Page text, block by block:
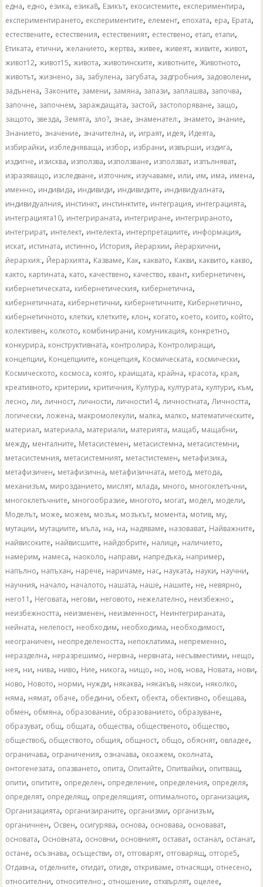
една, едно, езика, езика8, Езикът, екосистемите, експериментира,
експериментирането, експериментите, елемент, епохата, ера, Ерата,
естествените, естествения, естественият, естествено, етап, етапи,
Етиката, етични,желанието,жертва,живее,живеят,живите,живот,
живот12,живот15,живота,животинските,животните, Животното,
животът,жизнено, за, забулена, загубата, задгробния, задоволени,
задънена, Законите, замени, замяна, запази, заплашва, започва,
започне, започнем, зараждащата, застой, застопоряване, защо,
защото, звезда, Земята, зло?, знае, знаменател:, знамето, знание,
Знанието, значение, значителна, и, играят, идея, Идеята,
избирайки, избледняваща, избор, избрани, извърши, издига,
издигне, изисква, използва, използване, използват, изпълняват,
изразяващо, изследване, източник, изучаваме, или, им, има, имена,
именно, индивида, индивиди, индивидите, индивидуалната,
индивидуалния, инстинкт, инстинктите, интеграция, интеграцията,
интеграцията10, интегрираната, интегриране, интегрираното,
интегрират, интелект, интелекта, интерпретациите, информация,
искат, истината, истинно, История, йерархии, йерархични,
йерархия:, Йерархията, Казваме, Как, каквато, Какви, каквито, какво,
както, картината, като, качествено, качество, квант, кибернетичен,
кибернетическата, кибернетическия, кибернетична,
кибернетичната, кибернетични, кибернетичните, Кибернетично,
кибернетичното, клетки, клетките, клон, когато, което, които, който,
колективен, колкото, комбинирани, комуникация, конкретно,
конкурира, конструктивната, контролира, Контролиращи,
концепции, Концепциите, концепция, Космическата, космически,
Космическото, космоса, която, краищата, крайна, красота, края,
креативното, критерии, критичния, Култура, културата, култури, към,
лесно, ли, личност, личности, личности14, личностната, Личността,
логически, ложена, макромолекули, малка, малко, математическите,
материал, материала, материали, материята, мащаб, мащабни,
между, менталните, Метасистемен, метасистемна, метасистемни,
метасистемния, метасистемният, метастистемен, метафизика,
метафизичен, метафизична, метафизичната, метод, метода,
механизъм, мирозданието, мислят, млада, много, многоклетъчни,
многоклетъчните, многообразие, многото, могат, модел, модели,
Моделът, може, можем, мозък, мозъкът, момента, мотив, му,
мутации, мутациите, мъла, на, ​​на, надяваме, назовават, Найважните,
найвисоките, найвисшите, найдобрите, налице, наличието,
намерим, намеса, наоколо, направи, напредъка, например,
напълно, напъхан, нарече, наричаме, нас, науката, науки, научни,
научния, начало, началото, нашата, наше, нашите, не, невярно,
него11 , Неговата, негови, неговото, нежелателно, неизбежно:,
неизбежността, неизменен, неизменност, Неинтегрираната,
нейната, нелепост, необходим, необходима, необходимост,
неограничен, неопределеността, непоклатима, непременно,
неразделна, неразрешимо, нервна, нервната, несъвместими, нещо,
нея, ни, нива, ниво, Ние, никога, нищо, но, нов, нова, Новата, нови,
ново, Новото, норми, нужди, някаква, някакъв, някои, няколко,
няма, нямат, обаче, обедини, обект, обекта, обективно, обещава,
обмен, обмяна, образование, образованието, образуване,
образуват, общ, общата, общества, общественото, общество,
общество6, обществото, общия, общност, общо, обяснят, овладее,
ограничава, ограничения, означава, окоажем, околната,
онтогенезата, опазването, опита, Опитайте, Опитвайки, опитващ,
опити, опитите, определен, определение, определения, определя,
определят, определящ, определящият, оптималното, организация,
Организацията, организираните, организми, организъм,
органичнен, Освен, осигурява, основа, основава, основават,
основата, Основната, основни, основният, остават, останал, останат,
остане, осъзнава, осъществи, от, отговарят, отговарящ, отгоре5,
Отдавна, отделните, отидат, отиде, откриваме, отнасящи, отнесено,
относителни, относително:, отношение, отхвърлят, оцелее,